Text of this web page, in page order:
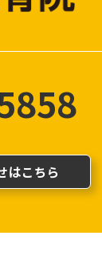
はこちら